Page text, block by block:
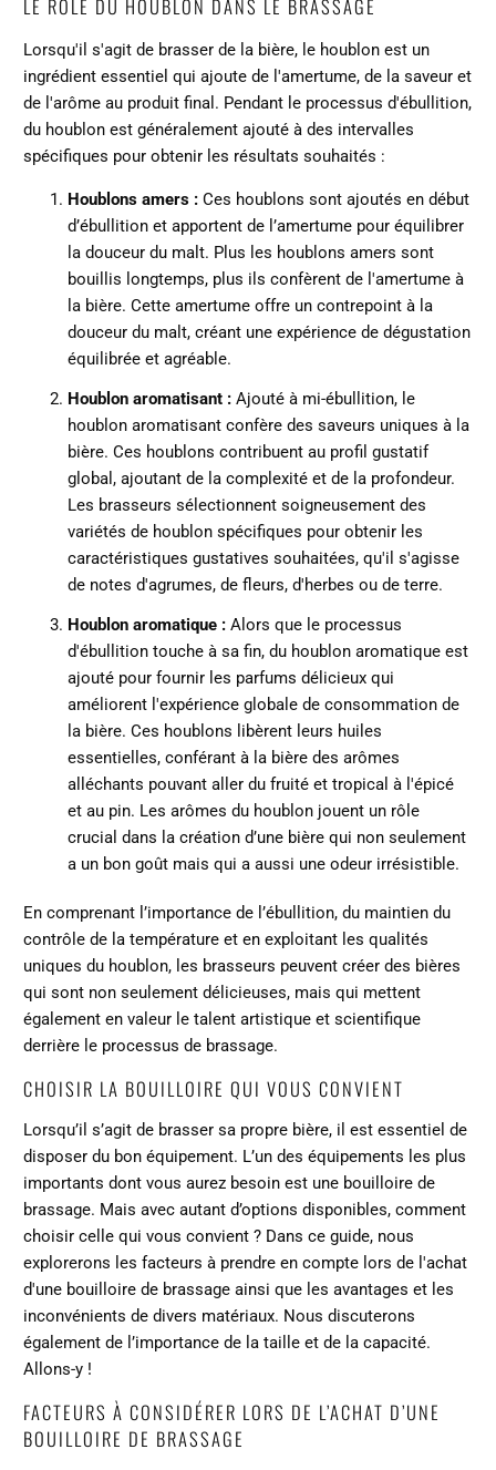
LE RÔLE DU HOUBLON DANS LE BRASSAGE
Lorsqu'il s'agit de brasser de la bière, le houblon est un
ingrédient essentiel qui ajoute de l'amertume, de la saveur et
de l'arôme au produit final. Pendant le processus d'ébullition,
du houblon est généralement ajouté à des intervalles
spécifiques pour obtenir les résultats souhaités :
Houblons amers : Ces houblons sont ajoutés en début
d’ébullition et apportent de l’amertume pour équilibrer
la douceur du malt. Plus les houblons amers sont
bouillis longtemps, plus ils confèrent de l'amertume à
la bière. Cette amertume offre un contrepoint à la
douceur du malt, créant une expérience de dégustation
équilibrée et agréable.
Houblon aromatisant : Ajouté à mi-ébullition, le
houblon aromatisant confère des saveurs uniques à la
bière. Ces houblons contribuent au profil gustatif
global, ajoutant de la complexité et de la profondeur.
Les brasseurs sélectionnent soigneusement des
variétés de houblon spécifiques pour obtenir les
caractéristiques gustatives souhaitées, qu'il s'agisse
de notes d'agrumes, de fleurs, d'herbes ou de terre.
Houblon aromatique : Alors que le processus
d'ébullition touche à sa fin, du houblon aromatique est
ajouté pour fournir les parfums délicieux qui
améliorent l'expérience globale de consommation de
la bière. Ces houblons libèrent leurs huiles
essentielles, conférant à la bière des arômes
alléchants pouvant aller du fruité et tropical à l'épicé
et au pin. Les arômes du houblon jouent un rôle
crucial dans la création d’une bière qui non seulement
a un bon goût mais qui a aussi une odeur irrésistible.
En comprenant l’importance de l’ébullition, du maintien du
contrôle de la température et en exploitant les qualités
uniques du houblon, les brasseurs peuvent créer des bières
qui sont non seulement délicieuses, mais qui mettent
également en valeur le talent artistique et scientifique
derrière le processus de brassage.
CHOISIR LA BOUILLOIRE QUI VOUS CONVIENT
Lorsqu’il s’agit de brasser sa propre bière, il est essentiel de
disposer du bon équipement. L’un des équipements les plus
importants dont vous aurez besoin est une bouilloire de
brassage. Mais avec autant d’options disponibles, comment
choisir celle qui vous convient ? Dans ce guide, nous
explorerons les facteurs à prendre en compte lors de l'achat
d'une bouilloire de brassage ainsi que les avantages et les
inconvénients de divers matériaux. Nous discuterons
également de l’importance de la taille et de la capacité.
Allons-y !
FACTEURS À CONSIDÉRER LORS DE L’ACHAT D’UNE
BOUILLOIRE DE BRASSAGE